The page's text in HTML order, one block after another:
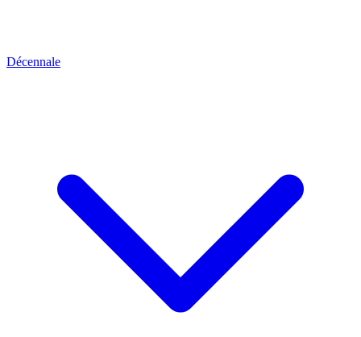
Décennale